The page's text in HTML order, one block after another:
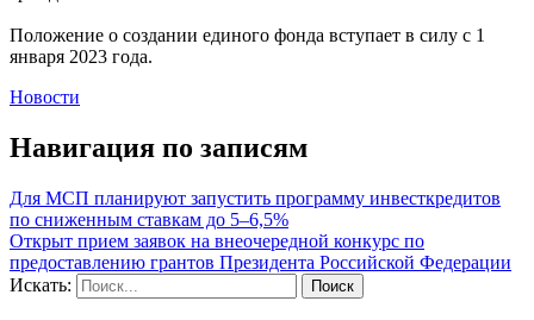
Положение о создании единого фонда вступает в силу с 1
января 2023 года.
Новости
Навигация по записям
Для МСП планируют запустить программу инвесткредитов
по сниженным ставкам до 5–6,5%
Открыт прием заявок на внеочередной конкурс по
предоставлению грантов Президента Российской Федерации
Искать: